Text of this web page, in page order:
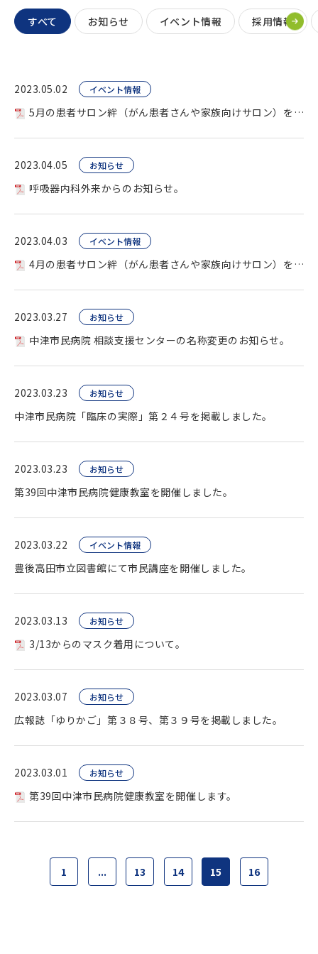
すべて お知らせ イベント情報 採用情報
2023.05.02 イベント情報
5月の患者サロン絆（がん患者さんや家族向けサロン）を開催します。
2023.04.05 お知らせ
呼吸器内科外来からのお知らせ。
2023.04.03 イベント情報
4月の患者サロン絆（がん患者さんや家族向けサロン）を開催します。
2023.03.27 お知らせ
中津市民病院 相談支援センターの名称変更のお知らせ。
2023.03.23 お知らせ
中津市民病院「臨床の実際」第２４号を掲載しました。
2023.03.23 お知らせ
第39回中津市民病院健康教室を開催しました。
2023.03.22 イベント情報
豊後高田市立図書館にて市民講座を開催しました。
2023.03.13 お知らせ
3/13からのマスク着用について。
2023.03.07 お知らせ
広報誌「ゆりかご」第３８号、第３９号を掲載しました。
2023.03.01 お知らせ
第39回中津市民病院健康教室を開催します。
1 ... 13 14 15 16